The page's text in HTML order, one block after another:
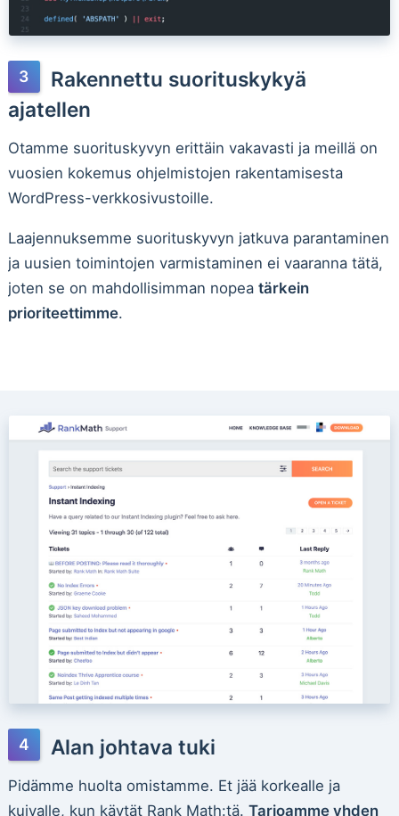
Rakennettu suorituskykyä
ajatellen
Otamme suorituskyvyn erittäin vakavasti ja meillä on
vuosien kokemus ohjelmistojen rakentamisesta
WordPress-verkkosivustoille.
Laajennuksemme suorituskyvyn jatkuva parantaminen
ja uusien toimintojen varmistaminen ei vaaranna tätä,
joten se on mahdollisimman nopea tärkein
prioriteettimme.
Alan johtava tuki
Pidämme huolta omistamme. Et jää korkealle ja
kuivalle, kun käytät Rank Math:tä. Tarjoamme yhden